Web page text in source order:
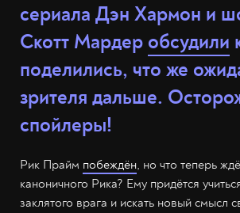
сериала Дэн Хармон и
Скотт Мардер обсудили
поделились, что же
зрителя дальше.
спойлеры!
Рик Прайм побеждён, но что теперь
каноничного Рика? Ему придётся
заклятого врага и искать новый смысл